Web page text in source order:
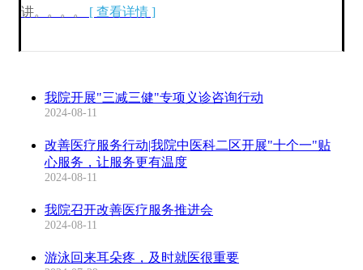
讲。。。。 [ 查看详情 ]
我院开展"三减三健"专项义诊咨询行动
2024-08-11
改善医疗服务行动|我院中医科二区开展"十个一"贴
心服务，让服务更有温度
2024-08-11
我院召开改善医疗服务推进会
2024-08-11
游泳回来耳朵疼，及时就医很重要